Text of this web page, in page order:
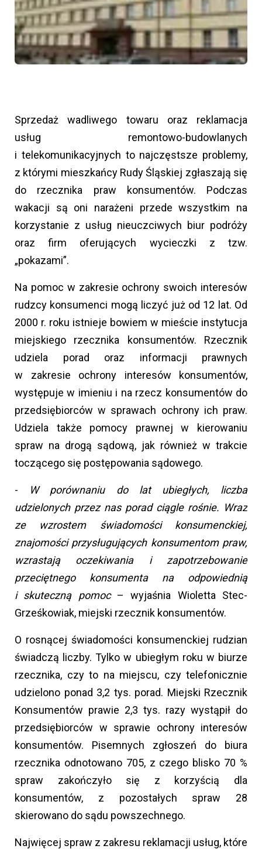
Sprzedaż wadliwego towaru oraz reklamacja
usług remontowo-budowlanych
i telekomunikacyjnych to najczęstsze problemy,
z którymi mieszkańcy Rudy Śląskiej zgłaszają się
do rzecznika praw konsumentów. Podczas
wakacji są oni narażeni przede wszystkim na
korzystanie z usług nieuczciwych biur podróży
oraz firm oferujących wycieczki z tzw.
„pokazami”.
Na pomoc w zakresie ochrony swoich interesów
rudzcy konsumenci mogą liczyć już od 12 lat. Od
2000 r. roku istnieje bowiem w mieście instytucja
miejskiego rzecznika konsumentów. Rzecznik
udziela porad oraz informacji prawnych
w zakresie ochrony interesów konsumentów,
występuje w imieniu i na rzecz konsumentów do
przedsiębiorców w sprawach ochrony ich praw.
Udziela także pomocy prawnej w kierowaniu
spraw na drogą sądową, jak również w trakcie
toczącego się postępowania sądowego.
-
W porównaniu do lat ubiegłych, liczba
udzielonych przez nas porad ciągle rośnie. Wraz
ze wzrostem świadomości konsumenckiej,
znajomości przysługujących konsumentom praw,
wzrastają oczekiwania i zapotrzebowanie
przeciętnego konsumenta na odpowiednią
i skuteczną pomoc– wyjaśnia Wioletta Stec-
Grześkowiak, miejski rzecznik konsumentów.
O rosnącej świadomości konsumenckiej rudzian
świadczą liczby. Tylko w ubiegłym roku w biurze
rzecznika, czy to na miejscu, czy telefonicznie
udzielono ponad 3,2 tys. porad. Miejski Rzecznik
Konsumentów prawie 2,3 tys. razy wystąpił do
przedsiębiorców w sprawie ochrony interesów
konsumentów. Pisemnych zgłoszeń do biura
rzecznika odnotowano 705, z czego blisko 70 %
spraw zakończyło się z korzyścią dla
konsumentów, z pozostałych spraw 28
skierowano do sądu powszechnego.
Najwięcej spraw z zakresu reklamacji usług, które